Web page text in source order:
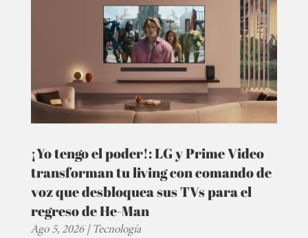
¡Yo tengo el poder!: LG y Prime Video
transforman tu living con comando de
voz que desbloquea sus TVs para el
regreso de He-Man
Ago 5, 2026|Tecnología